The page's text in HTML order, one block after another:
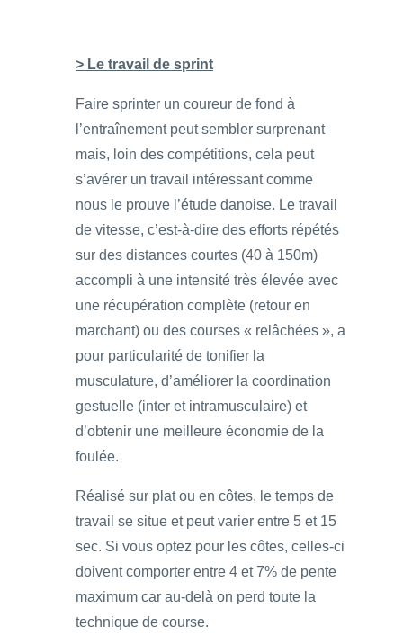
> Le travail de sprint
Faire sprinter un coureur de fond à
l’entraînement peut sembler surprenant
mais, loin des compétitions, cela peut
s’avérer un travail intéressant comme
nous le prouve l’étude danoise. Le travail
de vitesse, c’est-à-dire des efforts répétés
sur des distances courtes (40 à 150m)
accompli à une intensité très élevée avec
une récupération complète (retour en
marchant) ou des courses « relâchées », a
pour particularité de tonifier la
musculature, d’améliorer la coordination
gestuelle (inter et intramusculaire) et
d’obtenir une meilleure économie de la
foulée.
Réalisé sur plat ou en côtes, le temps de
travail se situe et peut varier entre 5 et 15
sec. Si vous optez pour les côtes, celles-ci
doivent comporter entre 4 et 7% de pente
maximum car au-delà on perd toute la
technique de course.